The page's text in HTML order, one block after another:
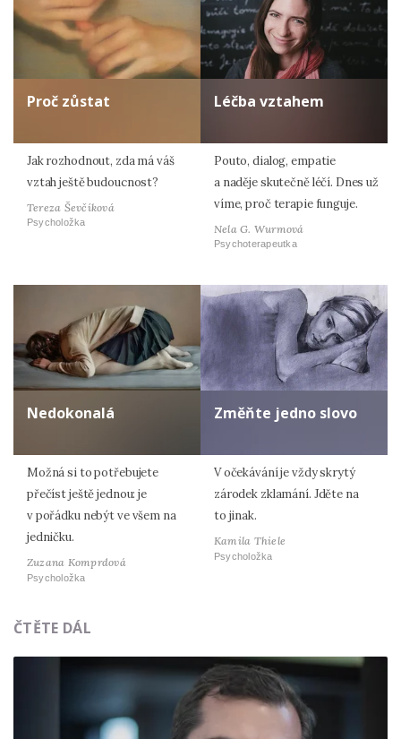
Proč zůstat
Jak rozhodnout, zda má váš
vztah ještě budoucnost?
Tereza Ševčíková
Psycholožka
Léčba vztahem
Pouto, dialog, empatie
a naděje skutečně léčí. Dnes už
víme, proč terapie funguje.
Nela G. Wurmová
Psychoterapeutka
Nedokonalá
Možná si to potřebujete
přečíst ještě jednou: je
v pořádku nebýt ve všem na
jedničku.
Zuzana Komprdová
Psycholožka
Změňte jedno slovo
V očekávání je vždy skrytý
zárodek zklamání. Jděte na
to jinak.
Kamila Thiele
Psycholožka
ČTĚTE DÁL